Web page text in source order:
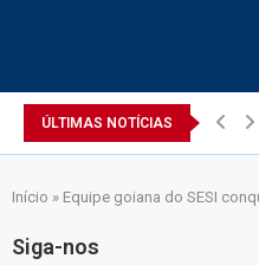
ÚLTIMAS NOTÍCIAS
Início » Equipe goiana do SESI
Siga-nos